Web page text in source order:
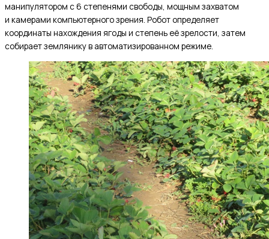
манипулятором с 6 степенями свободы, мощным захватом
и камерами компьютерного зрения. Робот определяет
координаты нахождения ягоды и степень её зрелости, затем
собирает землянику в автоматизированном режиме.